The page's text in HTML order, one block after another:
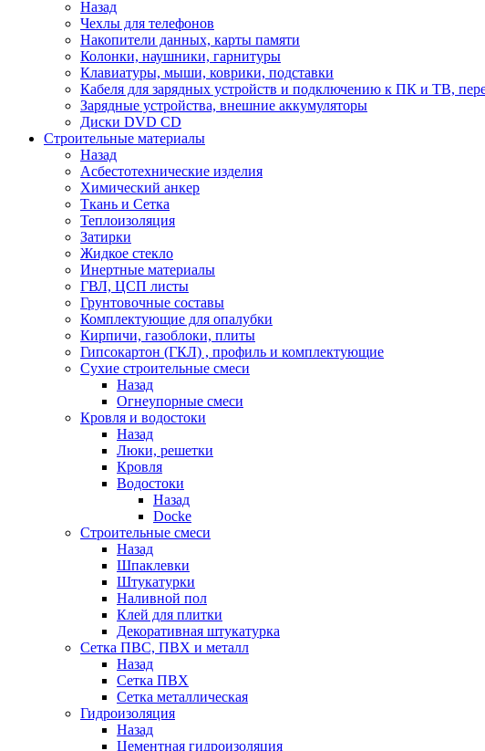
Назад
Чехлы для телефонов
Накопители данных, карты памяти
Колонки, наушники, гарнитуры
Клавиатуры, мыши, коврики, подставки
Кабеля для зарядных устройств и подключению к ПК и ТВ,
Зарядные устройства, внешние аккумуляторы
Диски DVD CD
Строительные материалы
Назад
Асбестотехнические изделия
Химический анкер
Ткань и Сетка
Теплоизоляция
Затирки
Жидкое стекло
Инертные материалы
ГВЛ, ЦСП листы
Грунтовочные составы
Комплектующие для опалубки
Кирпичи, газоблоки, плиты
Гипсокартон (ГКЛ) , профиль и комплектующие
Сухие строительные смеси
Назад
Огнеупорные смеси
Кровля и водостоки
Назад
Люки, решетки
Кровля
Водостоки
Назад
Docke
Строительные смеси
Назад
Шпаклевки
Штукатурки
Наливной пол
Клей для плитки
Декоративная штукатурка
Сетка ПВС, ПВХ и металл
Назад
Сетка ПВХ
Сетка металлическая
Гидроизоляция
Назад
Цементная гидроизоляция